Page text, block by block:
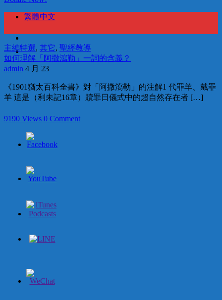
繁體中文
主編特選, 其它, 聖經教導
如何理解「阿撒瀉勒」一詞的含義？
admin 4 月 23
《1901猶太百科全書》對「阿撒瀉勒」的注解1 代罪羊、戴罪
羊 這是（利未記16章）贖罪日儀式中的超自然存在者 […]
9190 Views 0 Comment